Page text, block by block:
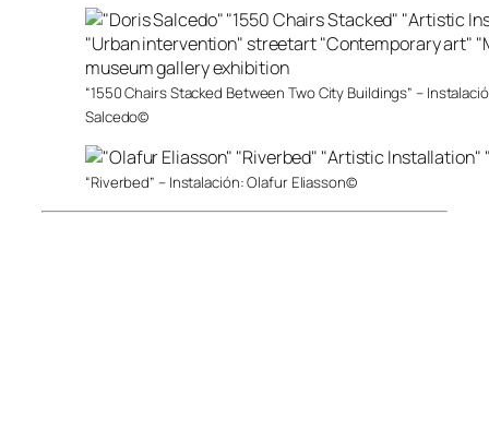
“1550 Chairs Stacked Between Two City Buildings” –
Salcedo©
“Riverbed” – Instalación: Olafur Eliasson©